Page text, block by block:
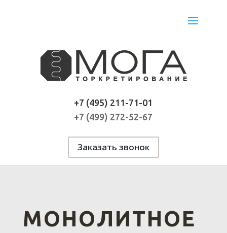
+7 (495) 211-71-01
+7 (499) 272-52-67
Заказать звонок
МОНОЛИТНОЕ